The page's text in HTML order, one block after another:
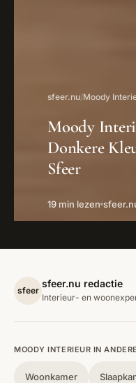
sfeer.nu/Moody
Moody
Donkere
Sfeer
19 min lezen
sfeer
sfeer.nu redactie
Interieur- en
MOODY INTERIEUR IN
Woonkamer